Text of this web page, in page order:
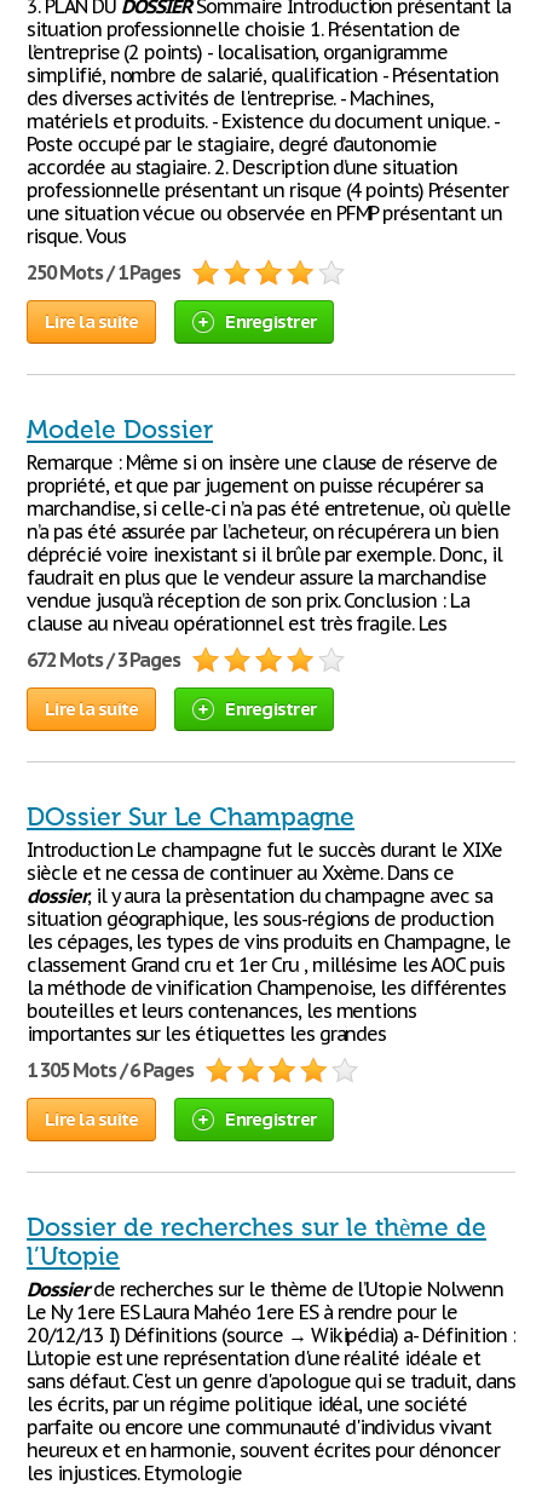
3. PLAN DU DOSSIERSommaire Introduction présentant la
situation professionnelle choisie 1. Présentation de
l’entreprise (2 points) - localisation, organigramme
simplifié, nombre de salarié, qualification - Présentation
des diverses activités de l'entreprise. - Machines,
matériels et produits. - Existence du document unique. -
Poste occupé par le stagiaire, degré d’autonomie
accordée au stagiaire. 2. Description d’une situation
professionnelle présentant un risque (4 points) Présenter
une situation vécue ou observée en PFMP présentant un
risque. Vous
250 Mots / 1 Pages
Lire la suite Enregistrer
Modele Dossier
Remarque : Même si on insère une clause de réserve de
propriété, et que par jugement on puisse récupérer sa
marchandise, si celle-ci n’a pas été entretenue, où qu’elle
n’a pas été assurée par l’acheteur, on récupérera un bien
déprécié voire inexistant si il brûle par exemple. Donc, il
faudrait en plus que le vendeur assure la marchandise
vendue jusqu’à réception de son prix. Conclusion : La
clause au niveau opérationnel est très fragile. Les
672 Mots / 3 Pages
Lire la suite Enregistrer
DOssier Sur Le Champagne
Introduction Le champagne fut le succès durant le XIXe
siècle et ne cessa de continuer au Xxème. Dans ce
dossier, il y aura la prèsentation du champagne avec sa
situation géographique, les sous-régions de production
les cépages, les types de vins produits en Champagne, le
classement Grand cru et 1er Cru , millésime les AOC puis
la méthode de vinification Champenoise, les différentes
bouteilles et leurs contenances, les mentions
importantes sur les étiquettes les grandes
1 305 Mots / 6 Pages
Lire la suite Enregistrer
Dossier de recherches sur le thème de
l’Utopie
Dossierde recherches sur le thème de l’Utopie Nolwenn
Le Ny 1ere ES Laura Mahéo 1ere ES à rendre pour le
20/12/13 I) Définitions (source → Wikipédia) a- Définition :
L’utopie est une représentation d'une réalité idéale et
sans défaut. C'est un genre d'apologue qui se traduit, dans
les écrits, par un régime politique idéal, une société
parfaite ou encore une communauté d'individus vivant
heureux et en harmonie, souvent écrites pour dénoncer
les injustices. Etymologie